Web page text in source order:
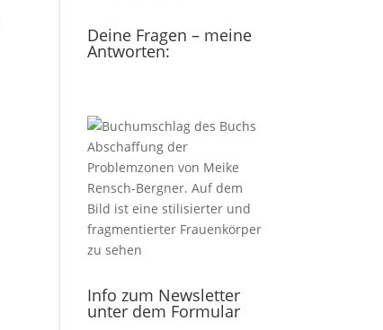
Deine Fragen – meine
Antworten:
Info zum Newsletter
unter dem Formular